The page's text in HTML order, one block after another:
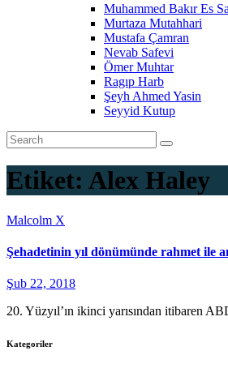
Muhammed Bakır Es
Murtaza Mutahhari
Mustafa Çamran
Nevab Safevi
Ömer Muhtar
Ragıp Harb
Şeyh Ahmed Yasin
Seyyid Kutup
Etiket: Alex Haley
Malcolm X
Şehadetinin yıl dönümünde rahmet ile
Şub 22, 2018
20. Yüzyıl’ın ikinci yarısından itibaren
Kategoriler